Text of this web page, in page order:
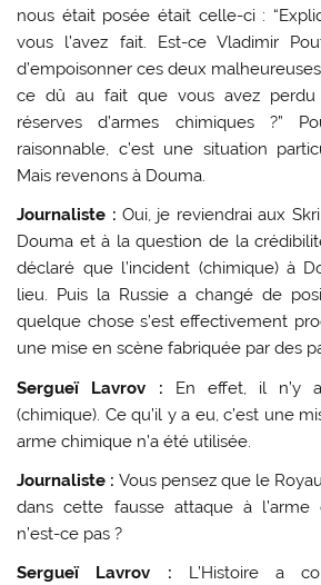
nous était posée était celle-ci :
vous l’avez fait. Est-ce Vladimir
d’empoisonner ces deux
ce dû au fait que vous avez
réserves d’armes chimiques ?”
raisonnable, c’est une situation
Mais revenons à Douma.
Journaliste : Oui, je reviendrai aux
Douma et à la question de la
déclaré que l’incident (chimique) à
lieu. Puis la Russie a changé de
quelque chose s’est effectivement
une mise en scène fabriquée par des
Sergueï Lavrov : En effet, il n’y
(chimique). Ce qu’il y a eu, c’est une
arme chimique n’a été utilisée.
Journaliste : Vous pensez que le
dans cette fausse attaque à l’arme
n’est-ce pas ?
Sergueï Lavrov : L’Histoire a